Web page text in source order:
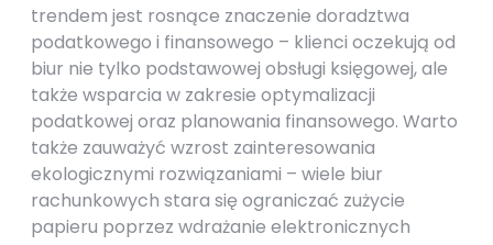
trendem jest rosnące znaczenie doradztwa
podatkowego i finansowego – klienci oczekują od
biur nie tylko podstawowej obsługi księgowej, ale
także wsparcia w zakresie optymalizacji
podatkowej oraz planowania finansowego. Warto
także zauważyć wzrost zainteresowania
ekologicznymi rozwiązaniami – wiele biur
rachunkowych stara się ograniczać zużycie
papieru poprzez wdrażanie elektronicznych